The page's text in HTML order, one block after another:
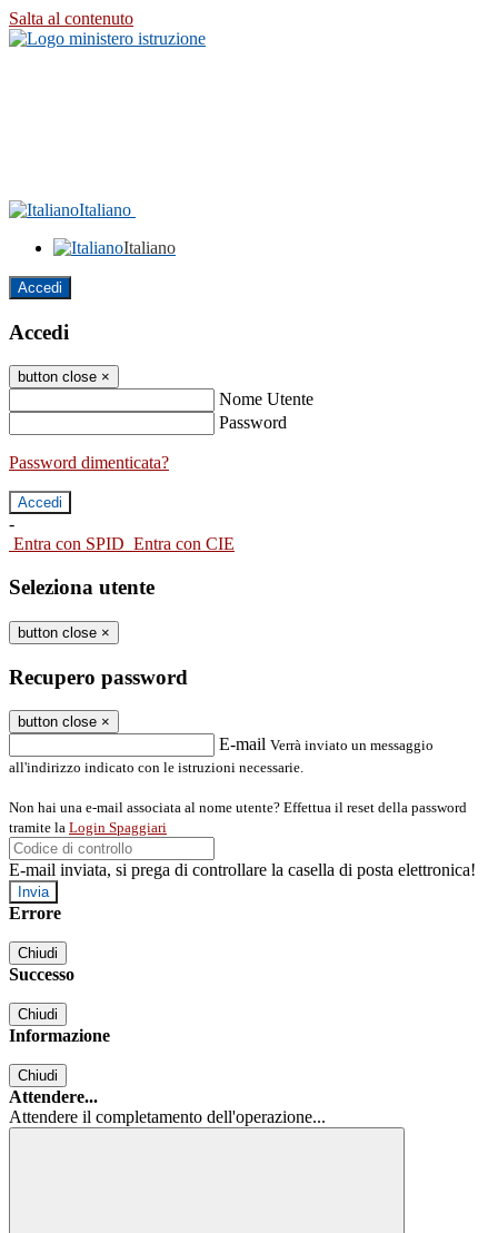
Salta al contenuto
Italiano
Italiano
Accedi
Accedi
button close ×
Nome Utente
Password
Password dimenticata?
-
Entra con SPID Entra con CIE
Seleziona utente
button close ×
Recupero password
button close ×
E-mail Verrà inviato un messaggio
all'indirizzo indicato con le istruzioni necessarie.
Non hai una e-mail associata al nome utente? Effettua il reset della password
tramite la Login Spaggiari
E-mail inviata, si prega di controllare la casella di posta elettronica!
Errore
Chiudi
Successo
Chiudi
Informazione
Chiudi
Attendere...
Attendere il completamento dell'operazione...